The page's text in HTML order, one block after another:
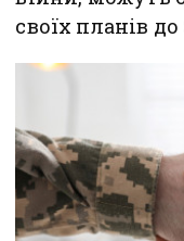
своїх планів до